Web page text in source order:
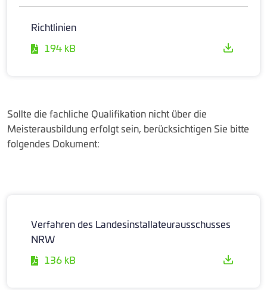
Richtlinien
194 kB
Sollte die fachliche Qualifikation nicht über die
Meisterausbildung erfolgt sein, berücksichtigen Sie bitte
folgendes Dokument:
Verfahren des Landesinstallateurausschusses
NRW
136 kB